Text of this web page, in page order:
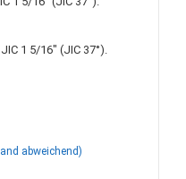
1 5/16" (JIC 37°).
abweichend)